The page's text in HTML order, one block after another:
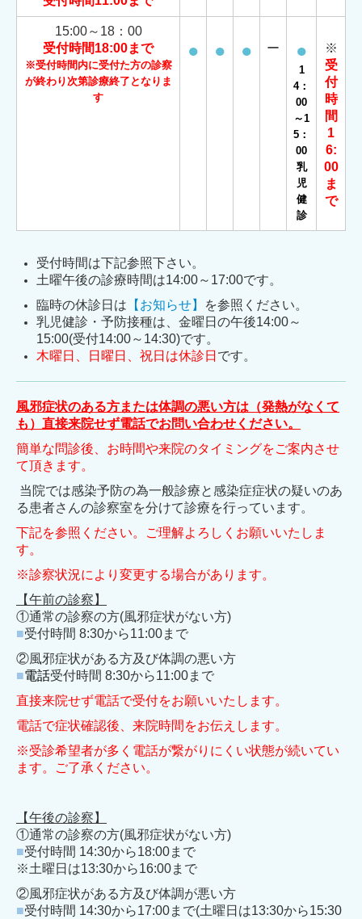
15:00～18：00
受付時間18:00まで
※受付時間内に受付た方の診察
が終わり次第診療終了となりま
す
● ● ● ー ●
1
4：
00
～1
5：
00
乳
児
健
診
※
受
付
時
間
1
6:
00
ま
で
受付時間は下記参照下さい。
土曜午後の診療時間は14:00～17:00です。
臨時の休診日は 【お知らせ】
を参照ください。
乳児健診・予防接種は、金曜日の午後14:00～
15:00(受付14:00～14:30)です。
木曜日、日曜日、祝日は休診日 です。
風邪症状のある方または体調の悪い方は（発熱がなくて
も）直接来院せず電話でお問い合わせください。
簡単な問診後、お時間や来院のタイミングをご案内させ
て頂きます。
当院では感染予防の為一般診療と感染症症状の疑いのあ
る患者さんの診察室を分けて診療を行っています。
下記を参照ください。ご理解よろしくお願いいたしま
す。
※診察状況により変更する場合があります。
【午前の診察】
①通常の診察の方(風邪症状がない方)
■受付時間 8:30から11:00まで
②風邪症状がある方及び体調の悪い方
■電話受付時間 8:30から11:00まで
直接来院せず電話で受付をお願いいたします。
電話で症状確認後、来院時間をお伝えします。
※受診希望者が多く電話が繋がりにくい状態が続いてい
ます。ご了承ください。
【午後の診察】
①通常の診察の方(風邪症状がない方)
■受付時間 14:30から18:00まで
※土曜日は13:30から16:00まで
②風邪症状がある方及び体調が悪い方
■受付時間 14:30から17:00まで(土曜日は13:30から15:30